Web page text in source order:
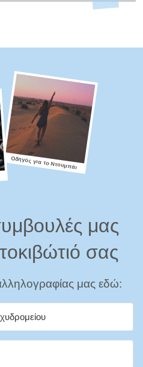
Οδηγός για το Ντουμπάι
μας
σας
μας εδώ: